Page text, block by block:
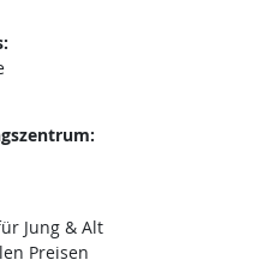
Jung & Alt
Preisen